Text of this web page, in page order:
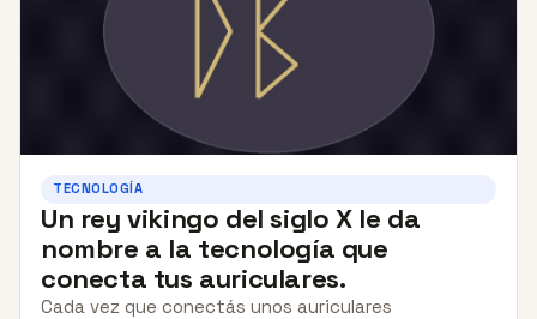
TECNOLOGÍA
Un rey vikingo del siglo X le da
nombre a la tecnología que
conecta tus auriculares.
Cada vez que conectás unos auriculares